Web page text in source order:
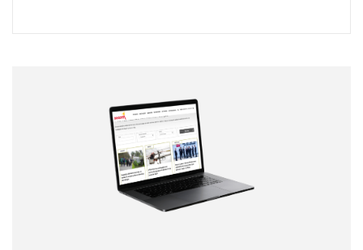
Correo electrónico
Tipo de comentario